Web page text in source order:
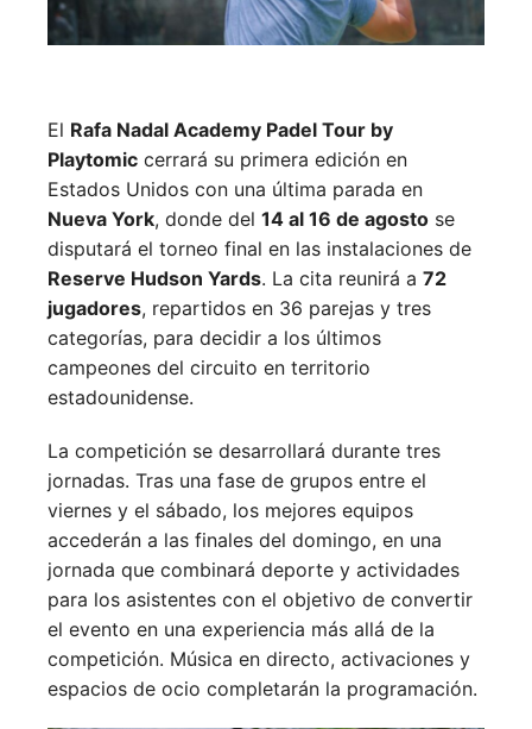
El Rafa Nadal Academy Padel Tour by
Playtomic cerrará su primera edición en
Estados Unidos con una última parada en
Nueva York, donde del 14 al 16 de agosto se
disputará el torneo final en las instalaciones de
Reserve Hudson Yards. La cita reunirá a 72
jugadores, repartidos en 36 parejas y tres
categorías, para decidir a los últimos
campeones del circuito en territorio
estadounidense.
La competición se desarrollará durante tres
jornadas. Tras una fase de grupos entre el
viernes y el sábado, los mejores equipos
accederán a las finales del domingo, en una
jornada que combinará deporte y actividades
para los asistentes con el objetivo de convertir
el evento en una experiencia más allá de la
competición. Música en directo, activaciones y
espacios de ocio completarán la programación.